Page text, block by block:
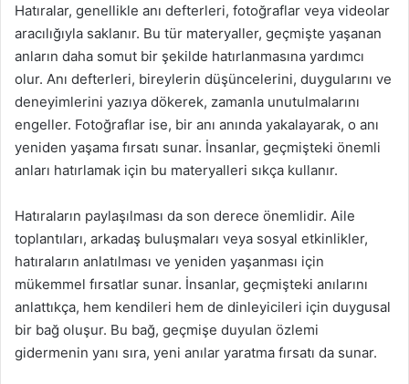
Hatıralar, genellikle anı defterleri, fotoğraflar veya videolar
aracılığıyla saklanır. Bu tür materyaller, geçmişte yaşanan
anların daha somut bir şekilde hatırlanmasına yardımcı
olur. Anı defterleri, bireylerin düşüncelerini, duygularını ve
deneyimlerini yazıya dökerek, zamanla unutulmalarını
engeller. Fotoğraflar ise, bir anı anında yakalayarak, o anı
yeniden yaşama fırsatı sunar. İnsanlar, geçmişteki önemli
anları hatırlamak için bu materyalleri sıkça kullanır.
Hatıraların paylaşılması da son derece önemlidir. Aile
toplantıları, arkadaş buluşmaları veya sosyal etkinlikler,
hatıraların anlatılması ve yeniden yaşanması için
mükemmel fırsatlar sunar. İnsanlar, geçmişteki anılarını
anlattıkça, hem kendileri hem de dinleyicileri için duygusal
bir bağ oluşur. Bu bağ, geçmişe duyulan özlemi
gidermenin yanı sıra, yeni anılar yaratma fırsatı da sunar.